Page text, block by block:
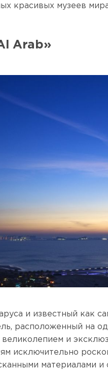
красивых музеев
Arab»
и известный как
расположенный на
великолепием и
исключительно
материалами и